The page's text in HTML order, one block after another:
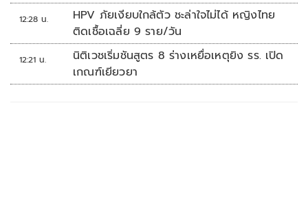
12:28 น.
HPV ภัยเงียบใกล้ตัว ชะล่าใจไม่ได้ หญิงไทย
ติดเชื้อเฉลี่ย 9 ราย/วัน
12:21 น.
นิติเวชเริ่มชันสูตร 8 ร่างเหยื่อเหตุยิง รร. เปิด
เกณฑ์เยียวยา